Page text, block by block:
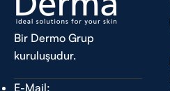
Bir Dermo Grup
kuruluşudur.
E-Mail: